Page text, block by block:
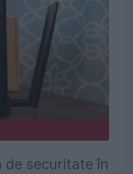
de securitate în